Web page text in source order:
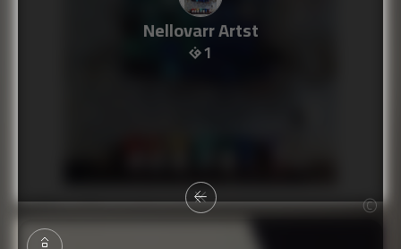
Nellovarr Artst
1